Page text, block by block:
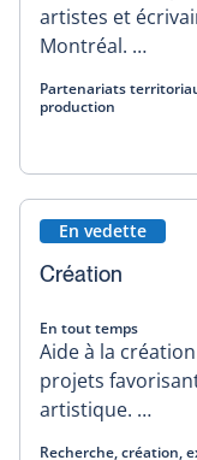
artistes et
Montréal. …
Partenariats
production
En vedette
Création
En tout temps
Aide à la
projets
artistique. …
Recherche, création,